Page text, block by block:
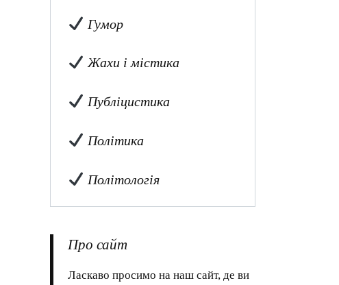
Гумор
Жахи і містика
Публіцистика
Політика
Політологія
Про сайт
Ласкаво просимо на наш сайт, де ви